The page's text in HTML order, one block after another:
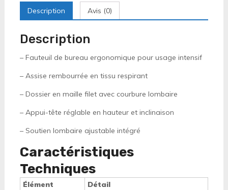
Description Avis (0)
Description
– Fauteuil de bureau ergonomique pour usage intensif
– Assise rembourrée en tissu respirant
– Dossier en maille filet avec courbure lombaire
– Appui-tête réglable en hauteur et inclinaison
– Soutien lombaire ajustable intégré
Caractéristiques
Techniques
Élément
Détail